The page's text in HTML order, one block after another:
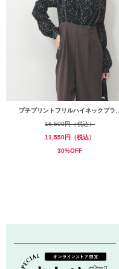
プチプリントフリルハイネックブラ…
16,500円（税込）
11,550円（税込）
30%OFF